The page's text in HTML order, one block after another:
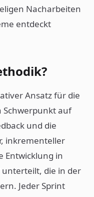
Nacharbeiten
entdeckt
Ansatz für die
Schwerpunkt auf
und die
inkrementeller
Entwicklung in
unterteilt, die in der
Jeder Sprint